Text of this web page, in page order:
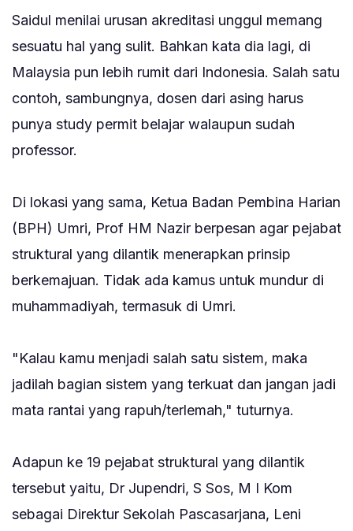
‎Saidul menilai urusan akreditasi unggul memang
sesuatu hal yang sulit. Bahkan kata dia lagi, di
Malaysia pun lebih rumit dari Indonesia. Salah satu
contoh, sambungnya, dosen dari asing harus
punya study permit belajar walaupun sudah
professor.
‎Di lokasi yang sama, Ketua Badan Pembina Harian
(BPH) Umri, Prof HM Nazir berpesan agar pejabat
struktural yang dilantik menerapkan prinsip
berkemajuan. Tidak ada kamus untuk mundur di
muhammadiyah, termasuk di Umri.
‎"Kalau kamu menjadi salah satu sistem, maka
jadilah bagian sistem yang terkuat dan jangan jadi
mata rantai yang rapuh/terlemah," tuturnya.
‎Adapun ke 19 pejabat struktural yang dilantik
tersebut yaitu, Dr Jupendri, S Sos, M I Kom
sebagai Direktur Sekolah Pascasarjana, Leni